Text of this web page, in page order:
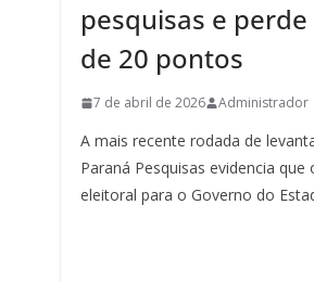
pesquisas e
de 20 pontos
7 de abril de 2026 Administrador
A mais recente rodada de
Paraná Pesquisas evidencia que
eleitoral para o Governo do